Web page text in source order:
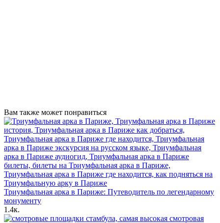
Вам также может понравиться
Триумфальная арка в Париже: Путеводитель по легендарному
монументу
1.4к.